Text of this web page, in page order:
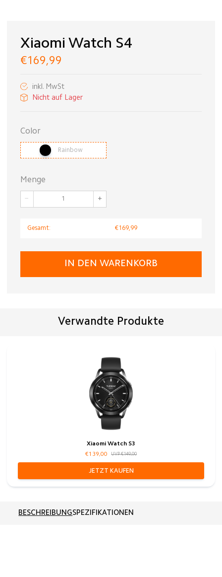
Xiaomi Watch S4
€169,99
inkl. MwSt
Nicht auf Lager
Color
Rainbow
Menge
− +
Gesamt: €169,99
IN DEN WARENKORB
Verwandte Produkte
Xiaomi Watch S3
€139,00
UVP €149,00
JETZT KAUFEN
BESCHREIBUNGSPEZIFIKATIONEN